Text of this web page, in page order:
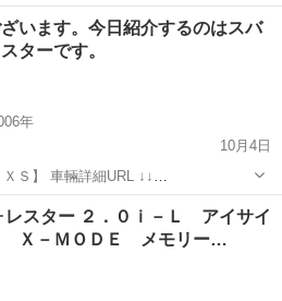
LINEで簡単問合せ！24
ー オトロン
います。今日紹介するのはスバ
ターです。
年
10月4日
URL ↓↓
LINEで簡単問合せ！24
...
ォレスター
レスター ２．０ｉ－Ｌ アイサイ
Ｘ－ＭＯＤＥ メモリー…